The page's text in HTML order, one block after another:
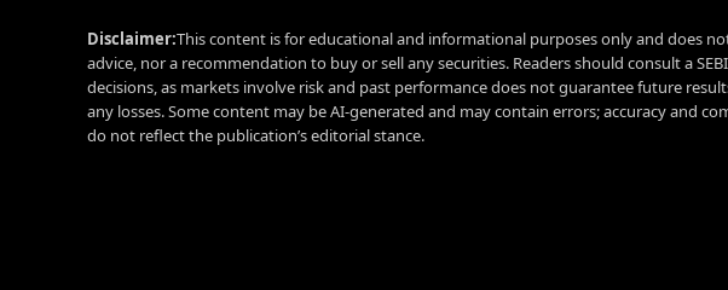
Disclaimer:This content is for educational and informational purposes only and does
advice, nor a recommendation to buy or sell any securities. Readers should consult a
decisions, as markets involve risk and past performance does not guarantee future
any losses. Some content may be AI-generated and may contain errors; accuracy and
do not reflect the publication’s editorial stance.